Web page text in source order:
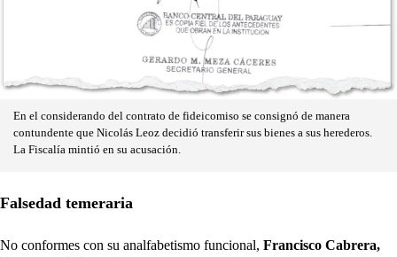
En el considerando del contrato de fideicomiso se consignó de manera
contundente que Nicolás Leoz decidió transferir sus bienes a sus herederos.
La Fiscalía mintió en su acusación.
Falsedad temeraria
No conformes con su analfabetismo funcional, Francisco Cabrera,